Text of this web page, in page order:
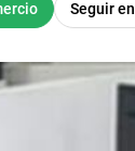
Seguir en